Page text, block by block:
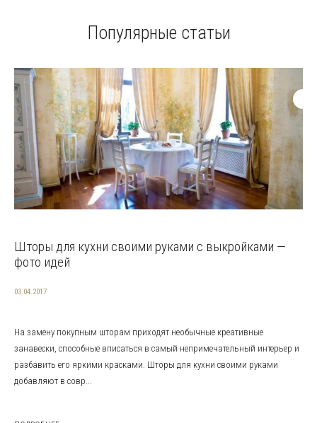
Популярные статьи
Шторы для кухни своими руками с выкройками —
фото идей
03.04.2017
На замену покупным шторам приходят необычные креативные
занавески, способные вписаться в самый непримечательный интерьер и
разбавить его яркими красками. Шторы для кухни своими руками
добавляют в совр...